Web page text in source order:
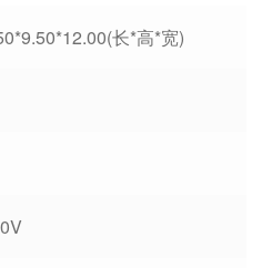
长*高*宽)